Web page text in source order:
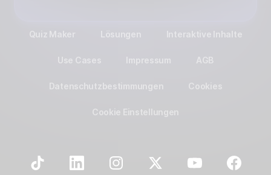
Quiz Maker Lösungen Interaktive Inhalte
Use Cases Impressum AGB
Datenschutzbestimmungen Cookies
Cookie Einstellungen